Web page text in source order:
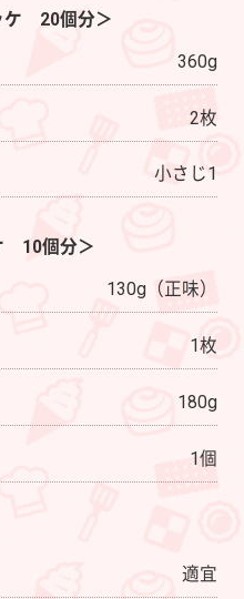
ケ 20個分＞
360g
2枚
小さじ1
10個分＞
130g（正味）
1枚
180g
1個
適宜